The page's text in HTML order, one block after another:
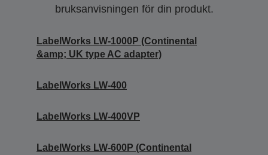
bruksanvisningen för din produkt.
LabelWorks LW-1000P (Continental
&amp; UK type AC adapter)
LabelWorks LW-400
LabelWorks LW-400VP
LabelWorks LW-600P (Continental